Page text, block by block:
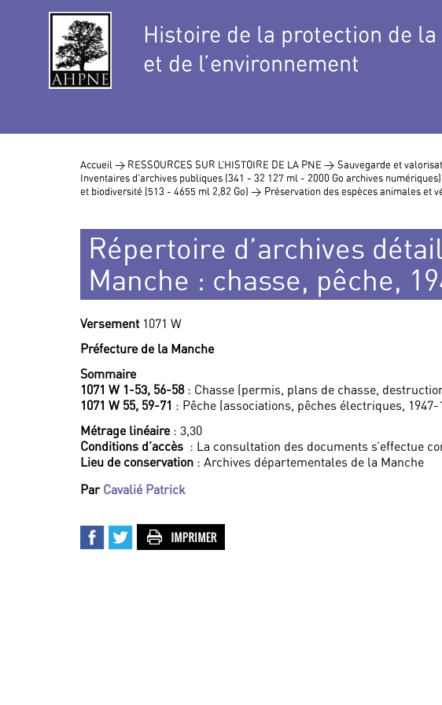
Histoire de la protection de
et de l’environnement
Accueil > RESSOURCES SUR L’HISTOIRE DE LA PNE > Sauvegarde et
Inventaires d’archives publiques (341 - 32 127 ml - 2000 Go archives
et biodiversité (513 - 4655 ml 2,82 Go) > Préservation des espèces animales et
Répertoire d’archives
Manche : chasse, pêche,
Versement 1071 W
Préfecture de la Manche
Sommaire
1071 W 1-53, 56-58: Chasse (permis, plans de chasse,
1071 W 55, 59-71 : Pêche (associations, pêches électriques, 1947-
Métrage linéaire: 3,30
Conditions d’accès : La consultation des documents s’effectue
Lieu de conservation : Archives départementales de la Manche
Par Cavalié Patrick